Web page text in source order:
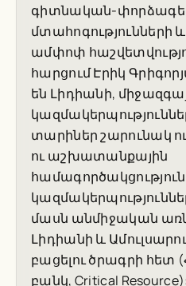
գիտնական-
մտահոգությունների
ամփոփ
հարցում Էրիկ
են Լիդիանի,
տարիներ շարունակ
ու աշխատանքային
մասն անմիջական
Լիդիանի և
բացելու ծրագրի
բանկ, Critical